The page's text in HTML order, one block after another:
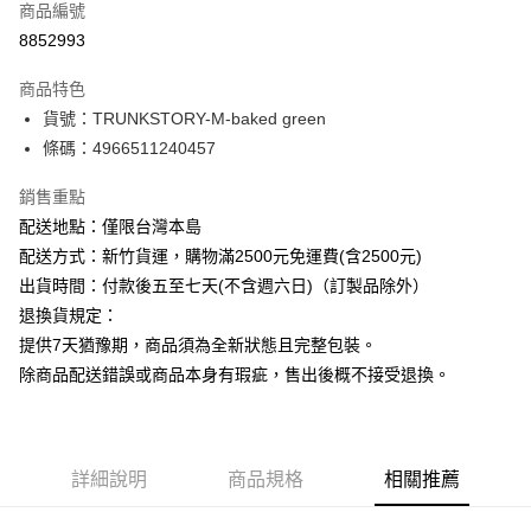
Apple Pay
悠遊付
ATM付款
運送方式
下單前請先詢問庫存
每筆NT$130，滿NT$2,500(含以上)免運費
商品編號
8852993
商品特色
貨號：TRUNKSTORY-M-baked green
條碼：4966511240457
銷售重點
配送地點：僅限台灣本島
配送方式：新竹貨運，購物滿2500元免運費(含2500元)
出貨時間：付款後五至七天(不含週六日)（訂製品除外）
退換貨規定：
提供7天猶豫期，商品須為全新狀態且完整包裝。
除商品配送錯誤或商品本身有瑕疵，售出後概不接受退換。
詳細說明 商品規格 相關推薦